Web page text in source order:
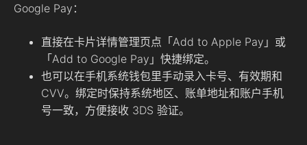
Google Pay：
直接在卡片详情管理页点「Add to Apple Pay」或
「Add to Google Pay」快捷绑定。
也可以在手机系统钱包里手动录入卡号、有效期和
CVV。绑定时保持系统地区、账单地址和账户手机
号一致，方便接收 3DS 验证。